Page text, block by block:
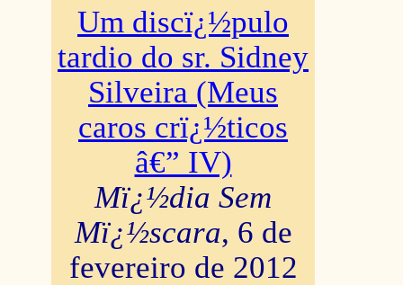
Um discï¿½pulo
tardio do sr. Sidney
Silveira (Meus
caros crï¿½ticos
â€” IV)
Mï¿½dia Sem
Mï¿½scara, 6 de
fevereiro de 2012